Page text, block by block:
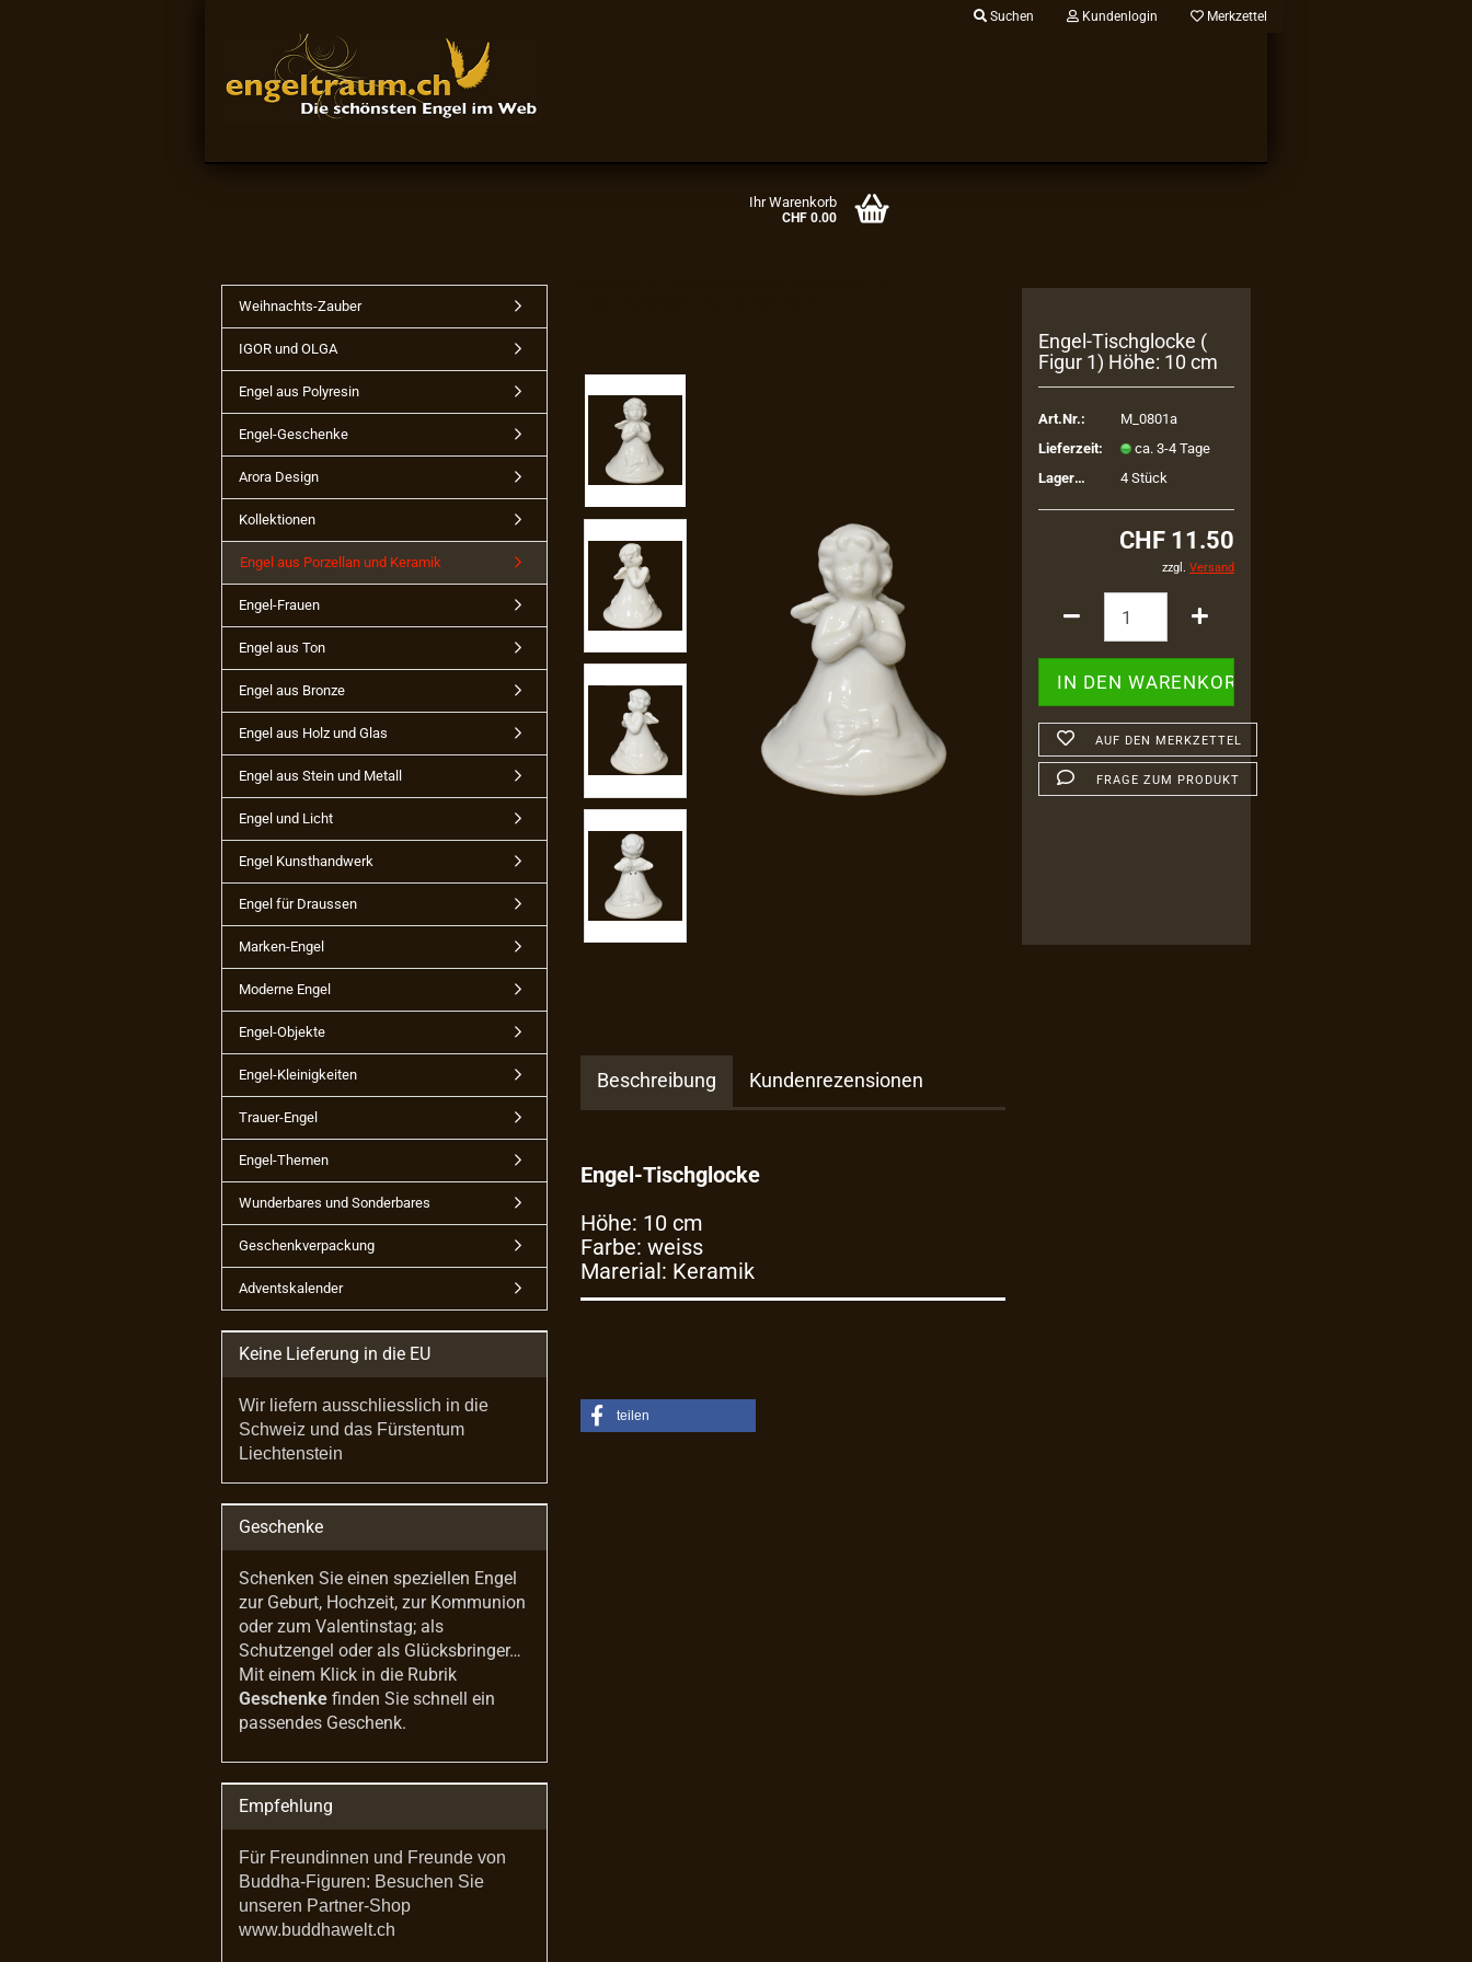
Suchen Kundenlogin Merkzettel
Ihr Warenkorb
CHF 0.00
Engel-​Tischglocke (
Figur 1) Höhe: 10 cm
Art.Nr.:
M_0801a
Lieferzeit:
ca. 3-4 Tage
Lagerbestand:
4 Stück
CHF 11.50
zzgl. Versand
AUF DEN MERKZETTEL
FRAGE ZUM PRODUKT
Beschreibung Kundenrezensionen
Engel-Tischglocke
Höhe: 10 cm
Farbe: weiss
Marerial: Keramik
teilen
Weihnachts-Zauber
IGOR und OLGA
Engel aus Polyresin
Engel-Geschenke
Arora Design
Kollektionen
Engel aus Porzellan und Keramik
Engel-Frauen
Engel aus Ton
Engel aus Bronze
Engel aus Holz und Glas
Engel aus Stein und Metall
Engel und Licht
Engel Kunsthandwerk
Engel für Draussen
Marken-Engel
Moderne Engel
Engel-Objekte
Engel-Kleinigkeiten
Trauer-Engel
Engel-Themen
Wunderbares und Sonderbares
Geschenkverpackung
Adventskalender
Keine Lieferung in die EU
Wir liefern ausschliesslich in die
Schweiz und das Fürstentum
Liechtenstein
Geschenke
Schenken Sie einen speziellen Engel
zur Geburt, Hochzeit, zur Kommunion
oder zum Valentinstag; als
Schutzengel oder als Glücksbringer…
Mit einem Klick in die Rubrik
Geschenke finden Sie schnell ein
passendes Geschenk.
Empfehlung
Für Freundinnen und Freunde von
Buddha-Figuren: Besuchen Sie
unseren Partner-Shop
www.buddhawelt.ch